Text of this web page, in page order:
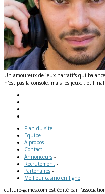
Un amoureux de jeux narratifs qui
n'est pas la console, mais les jeux... et
Plan du site -
Equipe -
A propos -
Contact -
Annonceurs -
Recrutement -
Partenaires -
Meilleur casino en ligne
culture-games.com est édité par